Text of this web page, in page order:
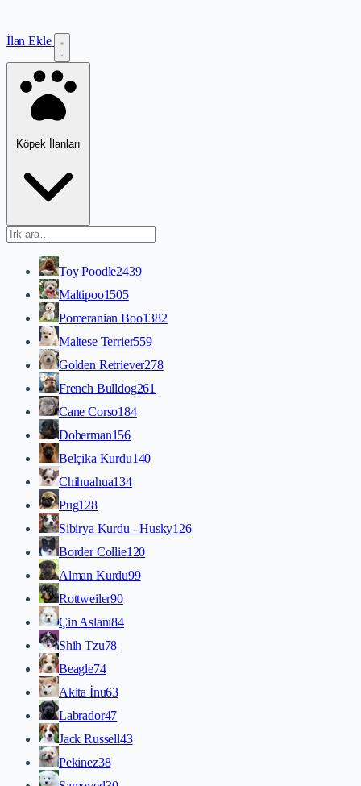
İlan Ekle
Köpek İlanları
Toy Poodle2439
Maltipoo1505
Pomeranian Boo1382
Maltese Terrier559
Golden Retriever278
French Bulldog261
Cane Corso184
Doberman156
Belçika Kurdu140
Chihuahua134
Pug128
Sibirya Kurdu - Husky126
Border Collie120
Alman Kurdu99
Rottweiler90
Çin Aslanı84
Shih Tzu78
Beagle74
Akita İnu63
Labrador47
Jack Russell43
Pekinez38